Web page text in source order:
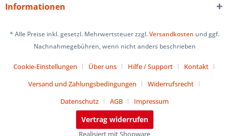
Informationen
* Alle Preise inkl. gesetzl. Mehrwertsteuer zzgl.Versandkosten und ggf.
Nachnahmegebühren, wenn nicht anders beschrieben
Cookie-Einstellungen Über uns Hilfe / Support
Kontakt
Versand und Zahlungsbedingungen
Widerrufsrecht
Datenschutz
AGB Impressum
Vertrag widerrufen
Realisiert mit Shopware